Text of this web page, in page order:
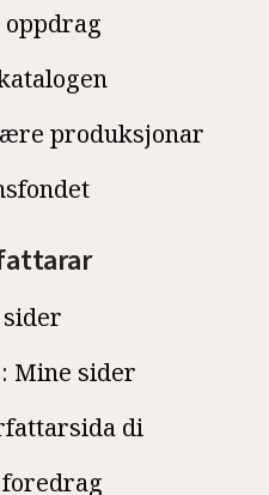
produksjonar
Mine sider
di